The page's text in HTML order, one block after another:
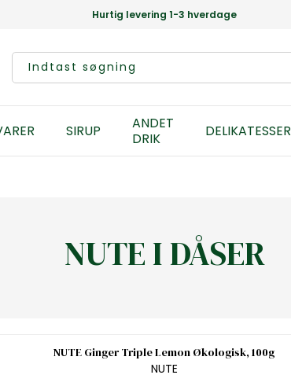
Hurtig levering 1-3 hverdage
SIRUP
ANDET
DRIK
DELIKATESSER
NUTE I DÅSER
NUTE Ginger Triple Lemon Økologisk, 100g
NUTE